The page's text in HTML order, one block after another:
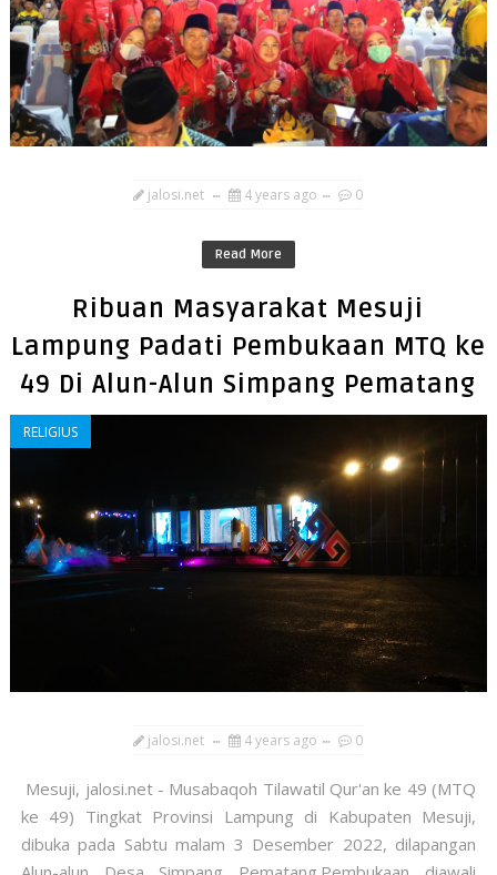
jalosi.net 4 years ago 0
Read More
Ribuan Masyarakat Mesuji
Lampung Padati Pembukaan MTQ ke
49 Di Alun-Alun Simpang Pematang
RELIGIUS
jalosi.net 4 years ago 0
Mesuji, jalosi.net - Musabaqoh Tilawatil Qur'an ke 49 (MTQ
ke 49) Tingkat Provinsi Lampung di Kabupaten Mesuji,
dibuka pada Sabtu malam 3 Desember 2022, dilapangan